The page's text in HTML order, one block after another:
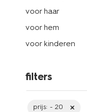
voor haar
voor hem
voor kinderen
filters
prijs: - 20